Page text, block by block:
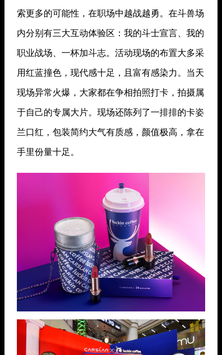
索更多的可能性，在职场中越战越勇。在斗兽场
内分别有三大互动体验区：我的斗士宣言、我的
职业战场、一杯加斗志。活动现场的布置大多采
用红蓝撞色，现代感十足，且富有感染力。当天
现场异常火爆，大家都在争相拍照打卡，拍摄属
于自己的专属大片。现场还陈列了一排排的卡姿
兰口红，包装简约大气有质感，颜值极高，拿在
手里份量十足。